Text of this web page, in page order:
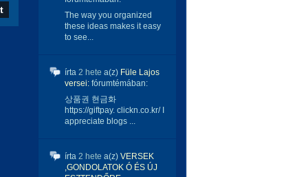
The way you organized
these ideas makes it easy
to see...
írta 2 hete a(z) Füle Lajos
versei: fórumtémában:
상품권 현금화
https://giftpay. clickn.co.kr/ I
appreciate blogs ...
írta 2 hete a(z) VERSEK
,GONDOLATOK Ó ÉS ÚJ